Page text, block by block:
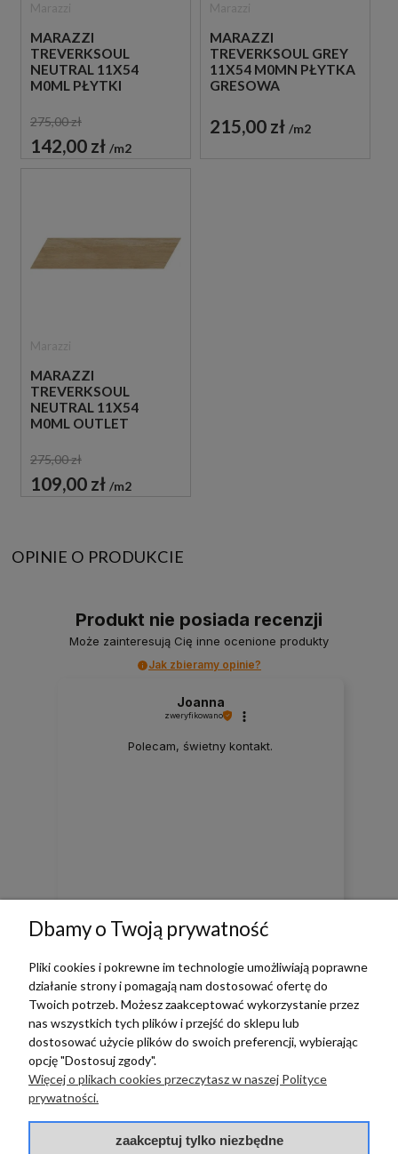
MARAZZI
TREVERKSOUL
NEUTRAL 11X54
M0ML PŁYTKI
JODEŁKA
275,00 zł
142,00 zł m2
MARAZZI
TREVERKSOUL GREY
11X54 M0MN PŁYTKA
GRESOWA
215,00 zł m2
MARAZZI
TREVERKSOUL
NEUTRAL 11X54
M0ML OUTLET
275,00 zł
109,00 zł m2
OPINIE O PRODUKCIE
Produkt nie posiada recenzji
Może zainteresują Cię inne ocenione produkty
Jak zbieramy opinie?
Joanna
zweryfikowano
Polecam, świetny kontakt.
0 0
w tym miesiącu
zebranych i zweryfikowanych przez
TERRADECO
Dbamy o Twoją prywatność
Pliki cookies i pokrewne im technologie umożliwiają poprawne
działanie strony i pomagają nam dostosować ofertę do
Twoich potrzeb. Możesz zaakceptować wykorzystanie przez
nas wszystkich tych plików i przejść do sklepu lub
dostosować użycie plików do swoich preferencji, wybierając
opcję "Dostosuj zgody".
Więcej o plikach cookies przeczytasz w naszej Polityce
prywatności.
zaakceptuj tylko niezbędne